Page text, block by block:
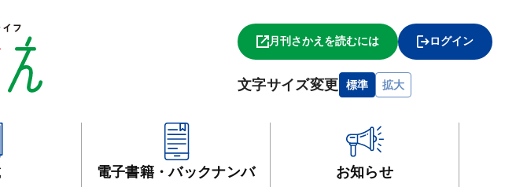
月刊さかえを読むには ログイン
文字サイズ変更 標準 拡大
電子書籍・バックナンバ
お知らせ